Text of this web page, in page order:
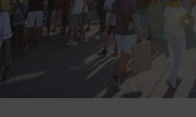
COLLECTIONS
STORIES